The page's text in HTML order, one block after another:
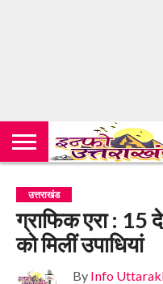
उत्तराखंड
ग्राफिक एरा : 15
को मिलीं उपाधियां
By Info